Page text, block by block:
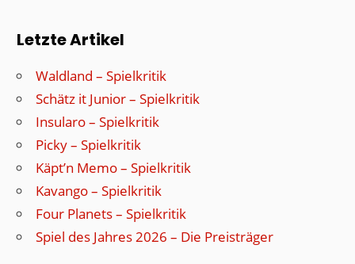
Letzte Artikel
Waldland – Spielkritik
Schätz it Junior – Spielkritik
Insularo – Spielkritik
Picky – Spielkritik
Käpt’n Memo – Spielkritik
Kavango – Spielkritik
Four Planets – Spielkritik
Spiel des Jahres 2026 – Die Preisträger